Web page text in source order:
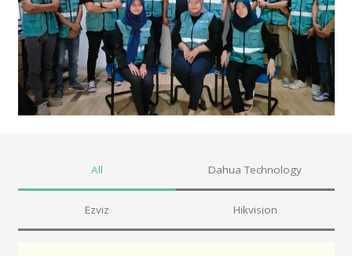
All Dahua Technology
Ezviz Hikvision